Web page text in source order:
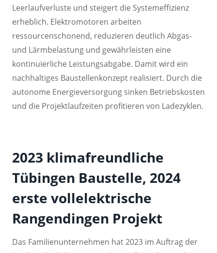
Leerlaufverluste und steigert die Systemeffizienz
erheblich. Elektromotoren arbeiten
ressourcenschonend, reduzieren deutlich Abgas-
und Lärmbelastung und gewährleisten eine
kontinuierliche Leistungsabgabe. Damit wird ein
nachhaltiges Baustellenkonzept realisiert. Durch die
autonome Energieversorgung sinken Betriebskosten
und die Projektlaufzeiten profitieren von Ladezyklen.
2023 klimafreundliche
Tübingen Baustelle, 2024
erste vollelektrische
Rangendingen Projekt
Das Familienunternehmen hat 2023 im Auftrag der